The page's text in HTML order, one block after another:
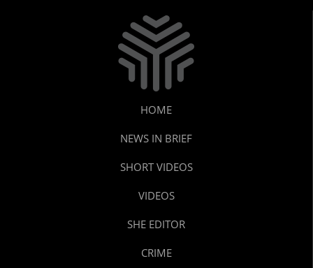
HOME
NEWS IN BRIEF
SHORT VIDEOS
VIDEOS
SHE EDITOR
CRIME